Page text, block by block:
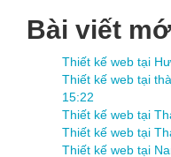
Bài viết
Thiết kế web tại
Thiết kế web tại
15:22
Thiết kế web tại
Thiết kế web tại
Thiết kế web tại